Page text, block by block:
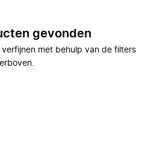
gevonden
met behulp van de filters